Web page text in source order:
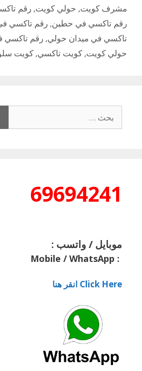
مشرف كويت, حولي كويت, رقم
رقم تاكسي في حطين, رقم تاكسي
تاكسي في ميدان حولي, رقم تاكسي
حولي كويت, كويت تاكسي, كويت
عن:
69694241
موبايل / واتسب :
:
Mobile / WhatsApp
Click Here انقر هنا